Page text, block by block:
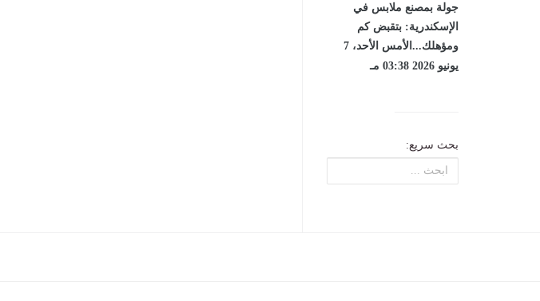
جولة بمصنع ملابس في
الإسكندرية: بتقبض كم
ومؤهلك...الأمس الأحد، 7
يونيو 2026 03:38 مـ
بحث سريع: